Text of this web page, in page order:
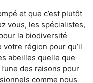
et que c’est plutôt
vous, les spécialistes,
la biodiversité
votre région pour qu’il
abeilles quelle que
des raisons pour
comme nous